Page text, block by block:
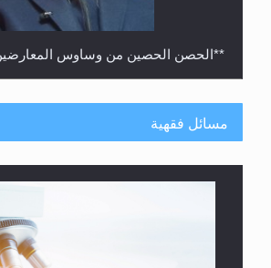
**الحصن الحصين من وساوس
مسائل فقهية